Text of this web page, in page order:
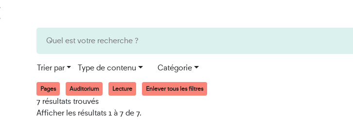
au
contenu
à
la
Trier par Type de contenu Catégorie
Pages Auditorium Lecture Enlever tous les filtres
7 résultats trouvés
Afficher les résultats 1 à 7 de 7.